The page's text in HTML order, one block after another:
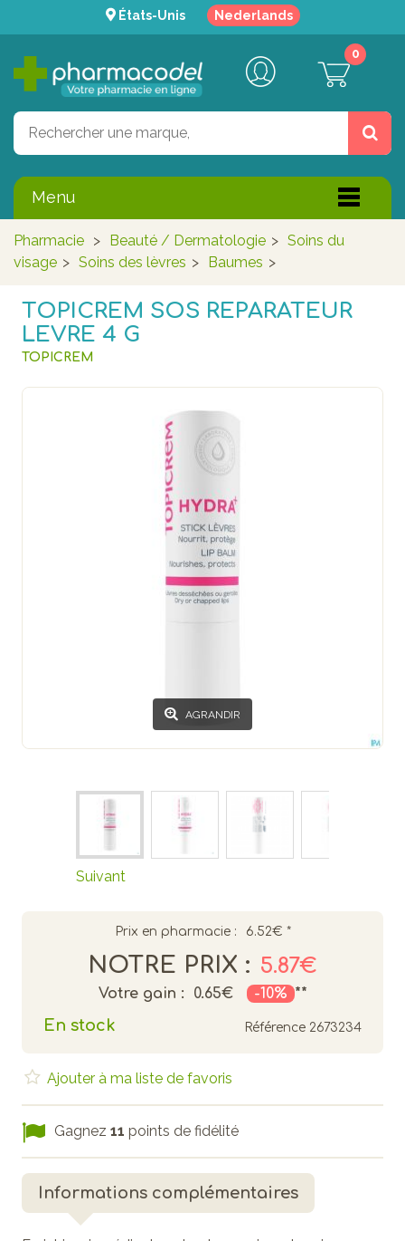
États-Unis Nederlands
0
Menu
Pharmacie > Beauté / Dermatologie > Soins du
visage > Soins des lèvres > Baumes >
TOPICREM SOS REPARATEUR
LEVRE 4 G
TOPICREM
AGRANDIR
Suivant
Prix en pharmacie : 6.52€ *
NOTRE PRIX : 5.87€
Votre gain : 0.65€ -10% **
En stock Référence 2673234
Ajouter à ma liste de favoris
Gagnez 11 points de fidélité
Informations complémentaires